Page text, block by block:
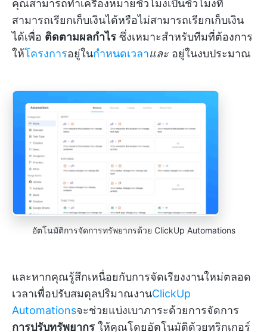
คุณสามารถทำเครื่องหมายชั่วโมงเป็นชั่วโมงที่
สามารถเรียกเก็บเงินได้หรือไม่สามารถเรียกเก็บเงิน
ได้เพื่อ ติดตามผลกำไร ซึ่งเหมาะสำหรับทีมที่ต้องการ
ให้โครงการอยู่ในกำหนดเวลาและ อยู่ในงบประมาณ
อัตโนมัติการจัดการทรัพยากรด้วย ClickUp Automations
และหากคุณรู้สึกเหนื่อยกับการจัดเรียงงานใหม่ตลอด
เวลาเพื่อปรับสมดุลปริมาณงานClickUp
Automationsจะช่วยแบ่งเบาภาระด้วยการจัดการ
การปรับทรัพยากร ให้คุณโดยอัตโนมัติด้วยทริกเกอร์